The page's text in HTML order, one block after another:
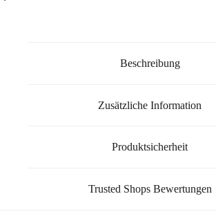
Beschreibung
Zusätzliche Information
Produktsicherheit
Trusted Shops Bewertungen